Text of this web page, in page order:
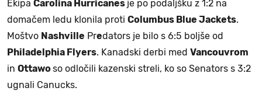
Ekipa Carolina Hurricanes je po podaljšku z 1:2 na
domačem ledu klonila proti Columbus Blue Jackets.
Moštvo Nashville Predators je bilo s 6:5 boljše od
Philadelphia Flyers. Kanadski derbi med Vancouvrom
in Ottawoso odločili kazenski streli, ko so Senators s 3:2
ugnali Canucks.